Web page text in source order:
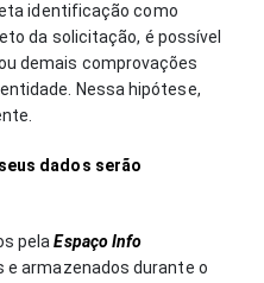
identificação como
da solicitação, é possível
demais comprovações
Nessa hipótese,
dados serão
pelaEspaço Info
armazenados durante o